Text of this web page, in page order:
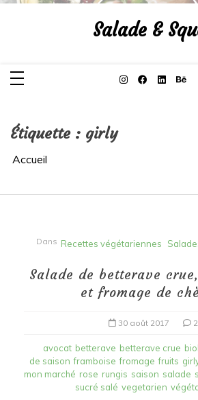
Aller
Salade &
Étiquette : girly
Accueil
Dans Recettes végétariennes
Salade de betterave
et fromage de
30 août 2017 2
avocat betterave betterave crue
de saison framboise fromage fruits
mon marché rose rungis saison salade
sucré salé vegetarien